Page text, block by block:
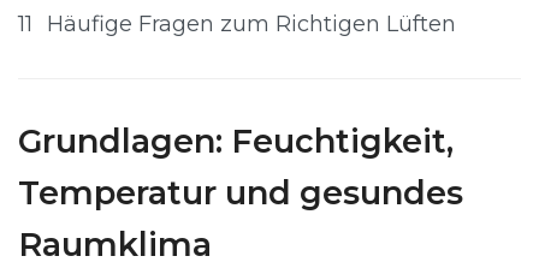
11
Häufige Fragen zum Richtigen Lüften
Grundlagen: Feuchtigkeit,
Temperatur und gesundes
Raumklima